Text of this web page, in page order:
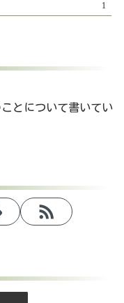
1
とについて書いてい